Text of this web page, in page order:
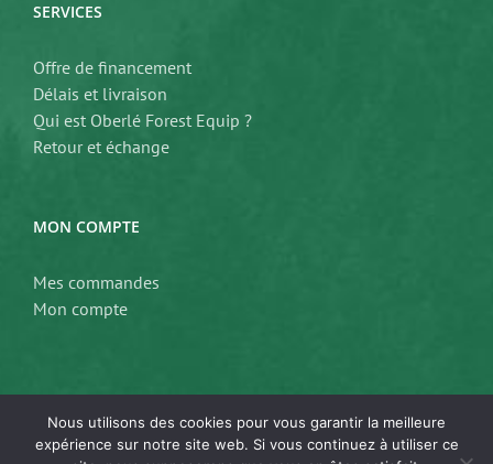
SERVICES
Offre de financement
Délais et livraison
Qui est Oberlé Forest Equip ?
Retour et échange
MON COMPTE
Mes commandes
Mon compte
Nous utilisons des cookies pour vous garantir la meilleure
expérience sur notre site web. Si vous continuez à utiliser ce